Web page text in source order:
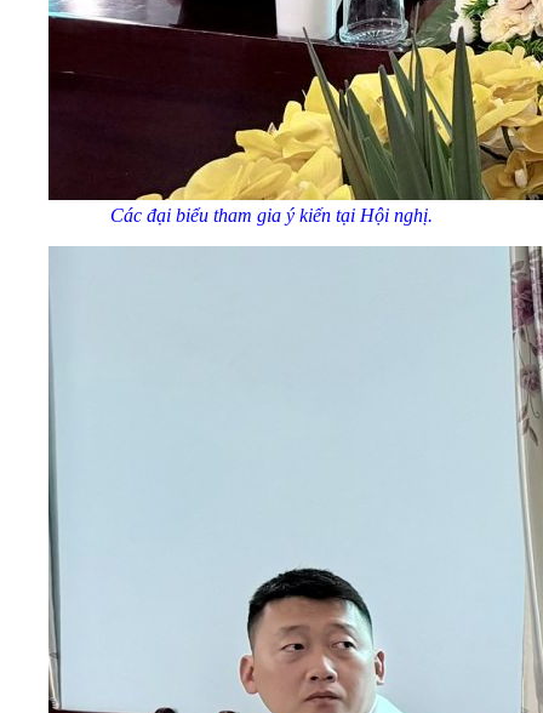
Các đại biểu tham gia ý kiến tại Hội nghị.